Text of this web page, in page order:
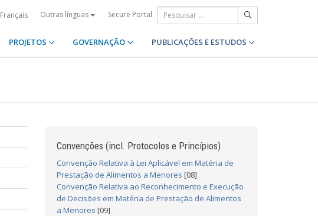
Français Outras línguas Secure Portal
PROJETOS GOVERNAÇÃO PUBLICAÇÕES E ESTUDOS
Convenções (incl. Protocolos e Princípios)
Convenção Relativa à Lei Aplicável em Matéria de
Prestação de Alimentos a Menores [08]
Convenção Relativa ao Reconhecimento e Execução
de Decisões em Matéria de Prestação de Alimentos
a Menores [09]